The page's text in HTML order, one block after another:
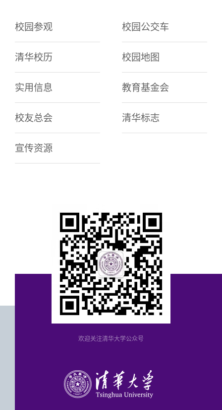
校园参观 校园公交车
清华校历 校园地图
实用信息 教育基金会
校友总会 清华标志
宣传资源
欢迎关注清华大学公众号